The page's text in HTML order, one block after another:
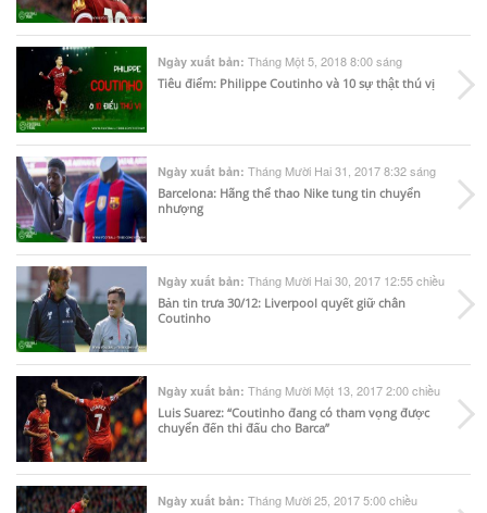
Ngày xuất bản: Tháng Một 5, 2018 8:00 sáng
Tiêu điểm: Philippe Coutinho và 10 sự thật thú vị
Ngày xuất bản: Tháng Mười Hai 31, 2017 8:32 sáng
Barcelona: Hãng thể thao Nike tung tin chuyển
nhượng
Ngày xuất bản: Tháng Mười Hai 30, 2017 12:55 chiều
Bản tin trưa 30/12: Liverpool quyết giữ chân
Coutinho
Ngày xuất bản: Tháng Mười Một 13, 2017 2:00 chiều
Luis Suarez: “Coutinho đang có tham vọng được
chuyển đến thi đấu cho Barca”
Ngày xuất bản: Tháng Mười 25, 2017 5:00 chiều